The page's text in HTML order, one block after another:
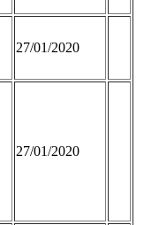
27/01/2020
27/01/2020